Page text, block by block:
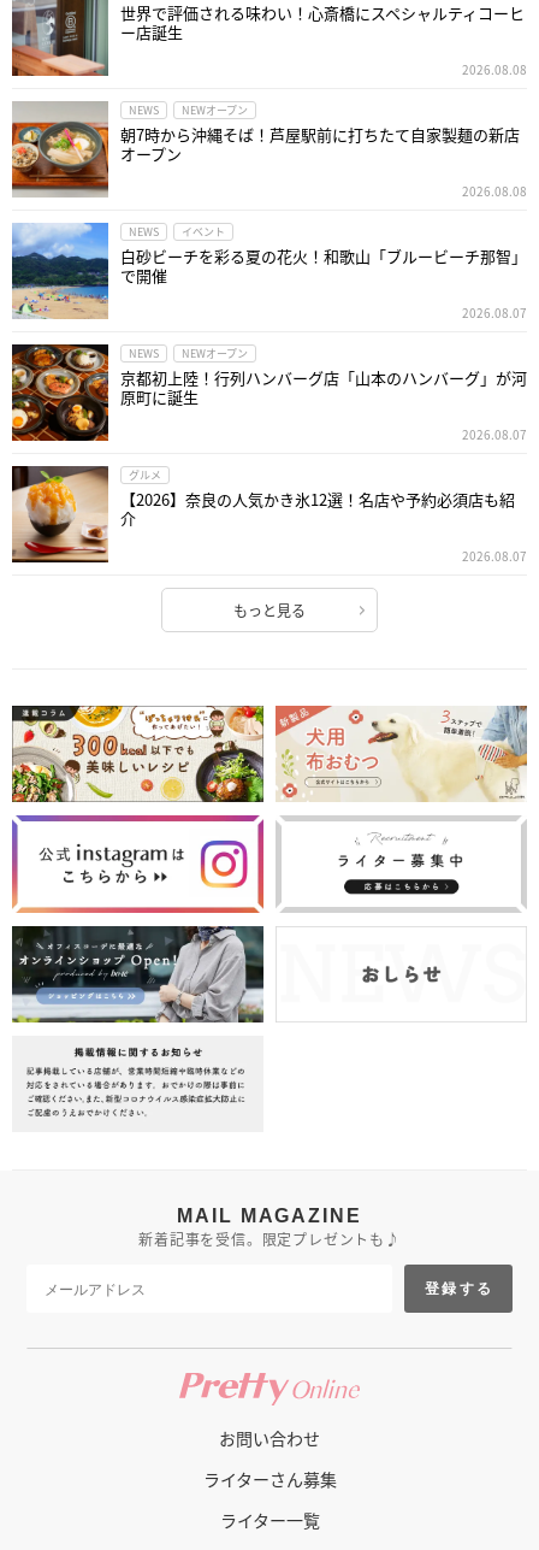
世界で評価される味わい！心斎橋にスペシャルティコーヒ
ー店誕生
2026.08.08
NEWS NEWオープン
朝7時から沖縄そば！芦屋駅前に打ちたて自家製麺の新店
オープン
2026.08.08
NEWS イベント
白砂ビーチを彩る夏の花火！和歌山「ブルービーチ那智」
で開催
2026.08.07
NEWS NEWオープン
京都初上陸！行列ハンバーグ店「山本のハンバーグ」が河
原町に誕生
2026.08.07
グルメ
【2026】奈良の人気かき氷12選！名店や予約必須店も紹
介
2026.08.07
もっと見る
MAIL MAGAZINE
新着記事を受信。限定プレゼントも♪
登録する
お問い合わせ
ライターさん募集
ライター一覧